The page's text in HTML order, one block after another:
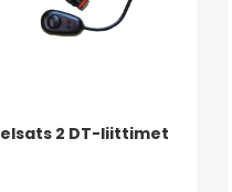
2 DT-liittimet